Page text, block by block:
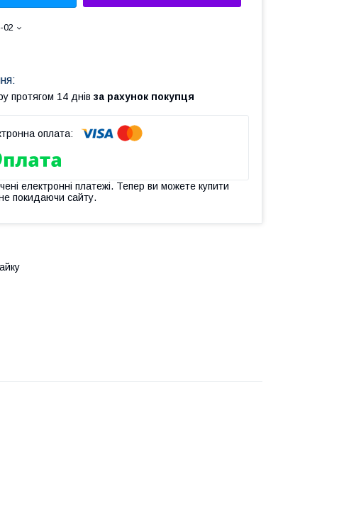
02
протягом 14 днів за рахунок покупця
електронні платежі. Тепер ви можете купити
покидаючи сайту.